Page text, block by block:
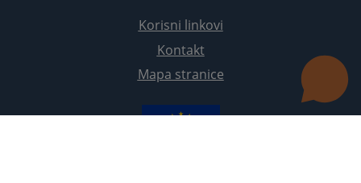
Korisni linkovi
Kontakt
Mapa stranice